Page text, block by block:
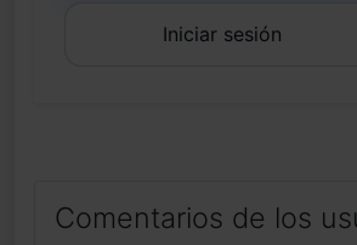
Iniciar sesión
Comentarios de los